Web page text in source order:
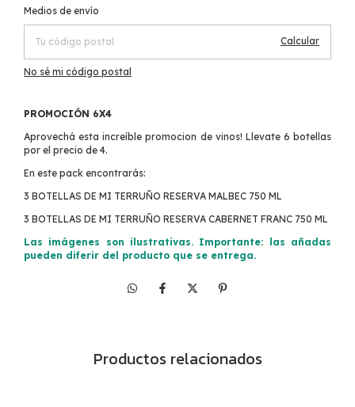
Entregas para el CP:
Medios de envío
Calcular
No sé mi código postal
PROMOCIÓN 6X4
Aprovechá esta increíble promocion de vinos! Llevate 6 botellas
por el precio de 4.
En este pack encontrarás:
3 BOTELLAS DE MI TERRUÑO RESERVA MALBEC 750 ML
3 BOTELLAS DE MI TERRUÑO RESERVA CABERNET FRANC 750 ML
Las imágenes son ilustrativas. Importante: las añadas
pueden diferir del producto que se entrega.
Productos relacionados